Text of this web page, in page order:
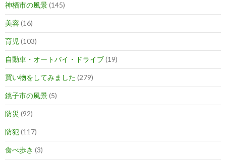
神栖市の風景(145)
美容 (16)
育児 (103)
自動車・オートバイ・ドライブ(19)
買い物をしてみました (279)
銚子市の風景(5)
防災 (92)
防犯(117)
食べ歩き (3)